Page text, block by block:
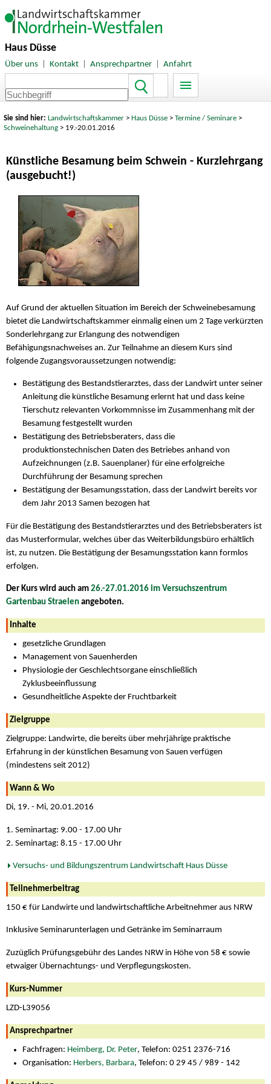
Haus Düsse
Über uns| Kontakt| Ansprechpartner| Anfahrt
Sie sind hier: Landwirtschaftskammer > Haus Düsse >Termine / Seminare >
Schweinehaltung > 19.-20.01.2016
Künstliche Besamung beim Schwein - Kurzlehrgang
(ausgebucht!)
Auf Grund der aktuellen Situation im Bereich der Schweinebesamung
bietet die Landwirtschaftskammer einmalig einen um 2 Tage verkürzten
Sonderlehrgang zur Erlangung des notwendigen
Befähigungsnachweises an. Zur Teilnahme an diesem Kurs sind
folgende Zugangsvoraussetzungen notwendig:
Bestätigung des Bestandstierarztes, dass der Landwirt unter seiner
Anleitung die künstliche Besamung erlernt hat und dass keine
Tierschutz relevanten Vorkommnisse im Zusammenhang mit der
Besamung festgestellt wurden
Bestätigung des Betriebsberaters, dass die
produktionstechnischen Daten des Betriebes anhand von
Aufzeichnungen (z.B. Sauenplaner) für eine erfolgreiche
Durchführung der Besamung sprechen
Bestätigung der Besamungsstation, dass der Landwirt bereits vor
dem Jahr 2013 Samen bezogen hat
Für die Bestätigung des Bestandstierarztes und des Betriebsberaters ist
das Musterformular, welches über das Weiterbildungsbüro erhältlich
ist, zu nutzen. Die Bestätigung der Besamungsstation kann formlos
erfolgen.
Der Kurs wird auch am 26.-27.01.2016 im Versuchszentrum
Gartenbau Straelen angeboten.
Inhalte
gesetzliche Grundlagen
Management von Sauenherden
Physiologie der Geschlechtsorgane einschließlich
Zyklusbeeinflussung
Gesundheitliche Aspekte der Fruchtbarkeit
Zielgruppe
Zielgruppe: Landwirte, die bereits über mehrjährige praktische
Erfahrung in der künstlichen Besamung von Sauen verfügen
(mindestens seit 2012)
Wann & Wo
Di, 19. - Mi, 20.01.2016
1. Seminartag: 9.00 - 17.00 Uhr
2. Seminartag: 8.15 - 17.00 Uhr
Versuchs- und Bildungszentrum Landwirtschaft Haus Düsse
Teilnehmerbeitrag
150 € für Landwirte und landwirtschaftliche Arbeitnehmer aus NRW
Inklusive Seminarunterlagen und Getränke im Seminarraum
Zuzüglich Prüfungsgebühr des Landes NRW in Höhe von 58 € sowie
etwaiger Übernachtungs- und Verpflegungskosten.
Kurs-Nummer
LZD-L39056
Ansprechpartner
Fachfragen: Heimberg, Dr. Peter, Telefon: 0251 2376-716
Organisation: Herbers, Barbara, Telefon: 0 29 45 / 989 - 142